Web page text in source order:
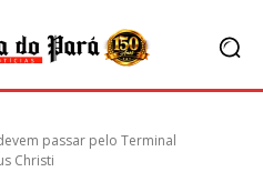
passar pelo Terminal
Christi